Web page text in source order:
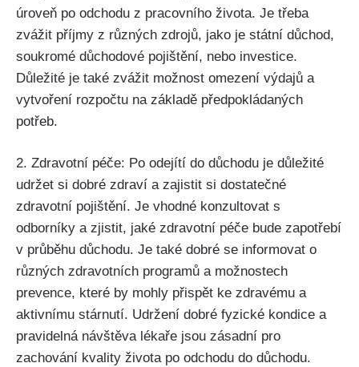
úroveň po odchodu z pracovního života. Je třeba
zvážit příjmy z různých zdrojů, jako je státní důchod,
soukromé důchodové pojištění, nebo investice.
Důležité je také zvážit možnost omezení výdajů a
vytvoření rozpočtu na základě předpokládaných
potřeb.
2. Zdravotní péče: Po odejítí do důchodu je důležité
udržet si dobré zdraví a zajistit si dostatečné
zdravotní pojištění. Je vhodné konzultovat s
odborníky a zjistit, jaké zdravotní péče bude zapotřebí
v průběhu důchodu. Je také dobré se informovat o
různých zdravotních programů a možnostech
prevence, které by mohly přispět ke zdravému a
aktivnímu stárnutí. Udržení dobré fyzické kondice a
pravidelná návštěva lékaře jsou zásadní pro
zachování kvality života po odchodu do důchodu.